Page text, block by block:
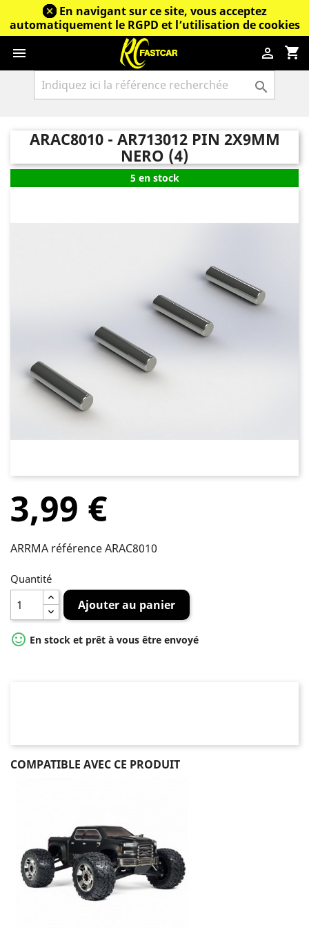
En navigant sur ce site, vous acceptez
automatiquement le RGPD et l’utilisation de cookies
 shopping_cart


ARAC8010 - AR713012 PIN 2X9MM
NERO (4)
5 en stock
3,99 €
ARRMA référence ARAC8010
Quantité
Ajouter au panier
 En stock et prêt à vous être envoyé
COMPATIBLE AVEC CE PRODUIT